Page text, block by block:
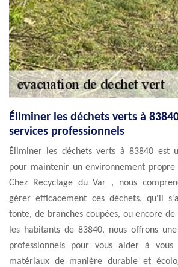
Éliminer les déchets verts à
services professionnels
Éliminer les déchets verts à 83840 est
pour maintenir un environnement
Chez Recyclage du Var , nous
gérer efficacement ces déchets, qu'il
tonte, de branches coupées, ou encore
les habitants de 83840, nous offrons
professionnels pour vous aider à vous
matériaux de manière durable et